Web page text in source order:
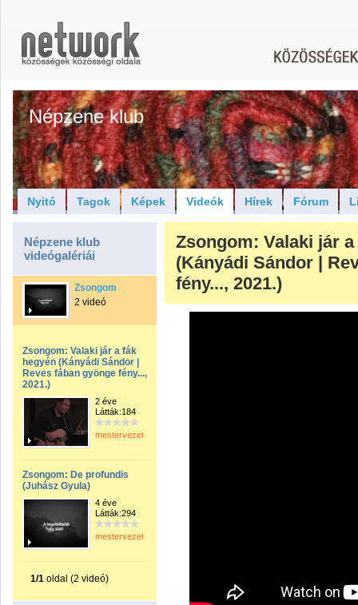
Népzene klub
Nyitó Tagok Képek Videók Hírek Fórum
Népzene klub
videógalériái
Zsongom
2 videó
Zsongom: Valaki jár a fák
hegyén (Kányádi Sándor |
Reves fában gyönge fény...,
2021.)
2 éve
Látták:184
mestervezeto
Zsongom: De profundis
(Juhász Gyula)
4 éve
Látták:294
mestervezeto
1/1 oldal (2 videó)
Zsongom: Valaki jár
(Kányádi Sándor |
fény..., 2021.)